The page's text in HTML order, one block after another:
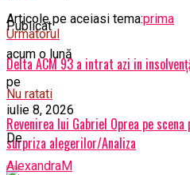
Articole pe aceiasi tema:prima
Urmatorul
Delta ACM 93 a intrat azi in
Nu ratati
Revenirea lui Gabriel Oprea pe
surpriza alegerilor/Analiza
Publicat
acum o lună
pe
iulie 8, 2026
De
AlexandraM